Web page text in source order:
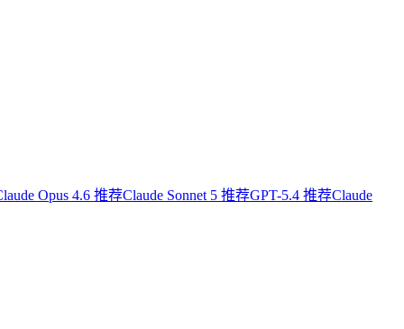
Opus 4.6 推荐Claude Sonnet 5 推荐GPT-5.4 推荐Claude